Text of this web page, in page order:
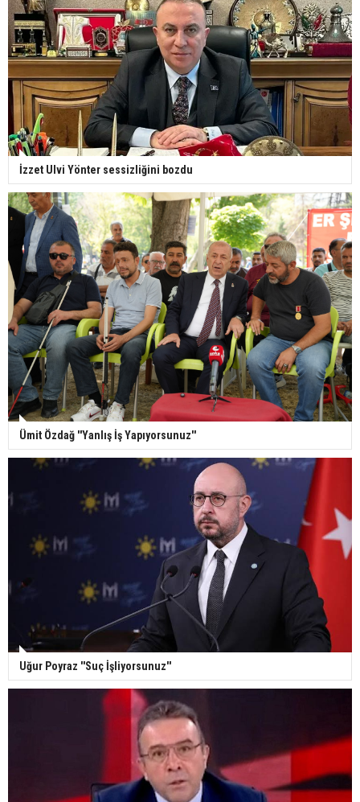
İzzet Ulvi Yönter sessizliğini bozdu
Ümit Özdağ ''Yanlış İş Yapıyorsunuz''
Uğur Poyraz ''Suç İşliyorsunuz''